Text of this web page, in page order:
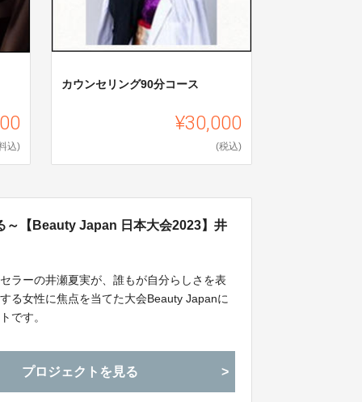
込)
カウンセリング90分コース
¥30,000
(税込)
～【Beauty Japan 日本大会2023】井
ラーの井瀬夏実が、誰もが自分らしさを表
る女性に焦点を当てた大会Beauty Japanに
です。
プロジェクトを見る